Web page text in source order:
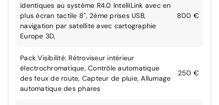
identiques au système R4.0 IntelliLink avec en
plus écran tactile 8'', 2ème prises USB,
navigation par satellite avec cartographie
Europe 3D,
800 €
Pack Visibilité: Rétroviseur intérieur
électrochromatique, Contrôle automatique
des feux de route, Capteur de pluie, Allumage
automatique des phares
250 €